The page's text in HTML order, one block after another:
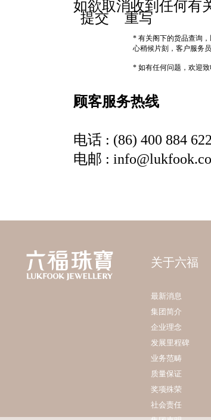
关于六福
最新消息
集团简介
企业理念
发展里程碑
业务范畴
质量保证
奖项殊荣
社会责任